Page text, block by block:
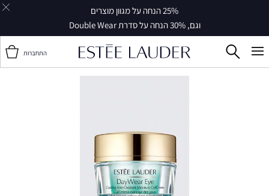
25% הנחה על מגוון מוצרים
וגם, 30% הנחה על סדרת Double Wear
התחברות